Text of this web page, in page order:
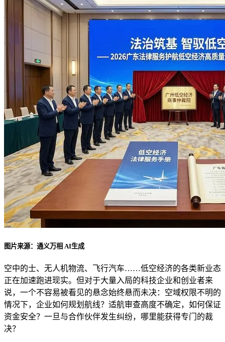
图片来源：通义万相 AI生成
空中的士、无人机物流、飞行汽车……低空经济的各类新业态
正在加速跑进现实。但对于大量入局的科技企业和创业者来
说，一个不容易被看见的悬念始终悬而未决：空域权限不明的
情况下，企业如何规划航线？适航审查高度不确定，如何保证
资金安全？一旦与合作伙伴发生纠纷，哪里能获得专门的裁
决？